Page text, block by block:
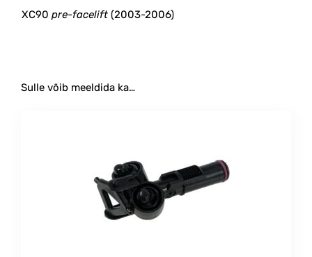
XC90 pre-facelift (2003-2006)
Sulle võib meeldida ka…